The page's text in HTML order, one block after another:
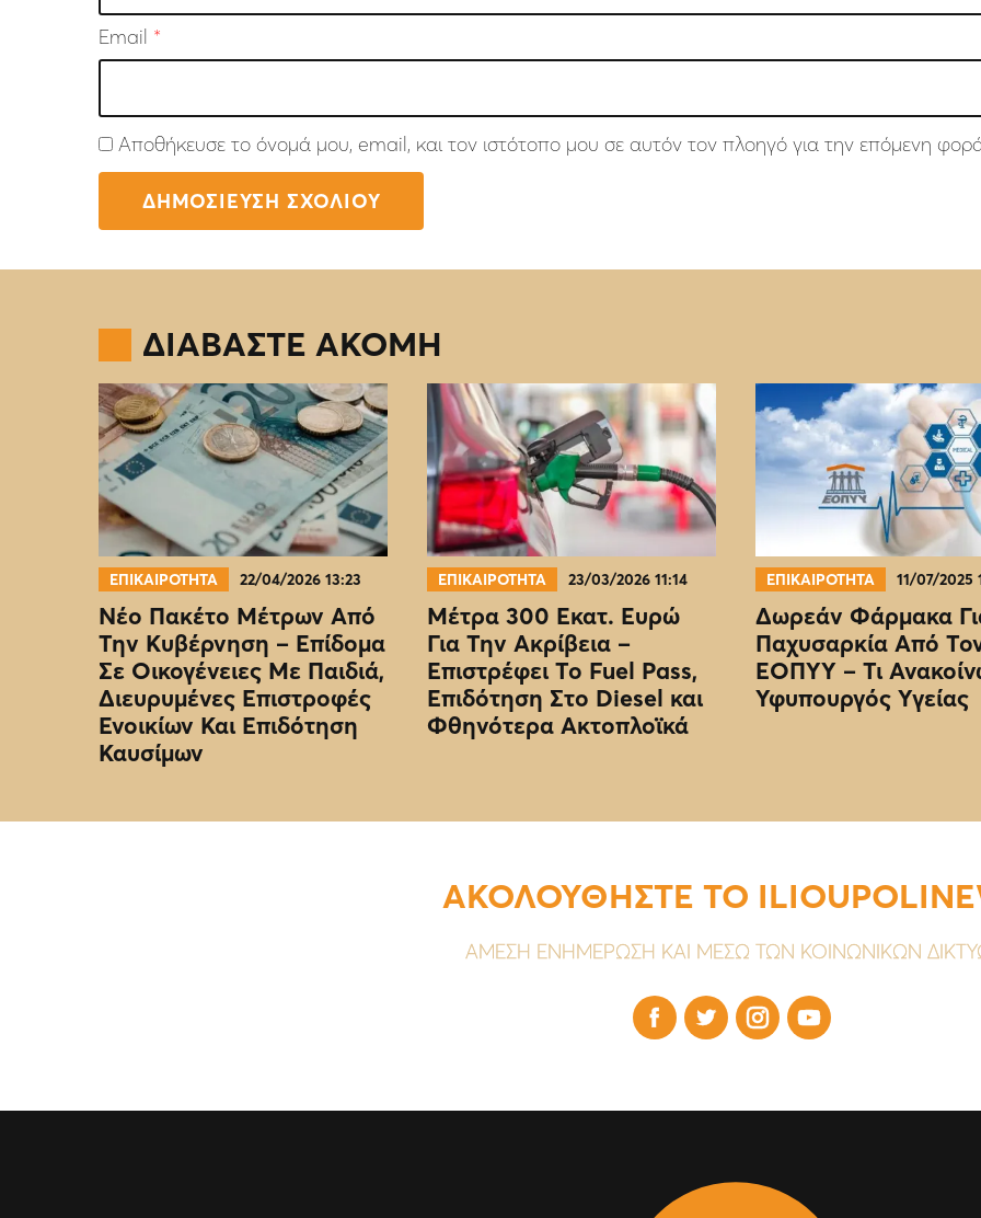
Email *
Αποθήκευσε το όνομά μου, email, και τον ιστότοπο μου σε αυτόν τον πλοηγό για την επόμενη
ΔΙΑΒΑΣΤΕ ΑΚΟΜΗ
ΕΠΙΚΑΙΡΟΤΗΤΑ 22/04/2026 13:23
Νέο Πακέτο Μέτρων Από
Την Κυβέρνηση – Επίδομα
Σε Οικογένειες Με Παιδιά,
Διευρυμένες Επιστροφές
Ενοικίων Και Επιδότηση
Καυσίμων
ΕΠΙΚΑΙΡΟΤΗΤΑ 23/03/2026 11:14
Μέτρα 300 Εκατ. Ευρώ
Για Την Ακρίβεια –
Επιστρέφει Το Fuel Pass,
Επιδότηση Στο Diesel και
Φθηνότερα Ακτοπλοϊκά
ΕΠΙΚΑΙΡΟΤΗΤΑ 11/07/2025
Δωρεάν Φάρμακα
Παχυσαρκία Από
EOΠΥΥ – Τι
Υφυπουργός Υγείας
ΑΚΟΛΟΥΘΗΣΤΕ ΤΟ
ΑΜΕΣΗ ΕΝΗΜΕΡΩΣΗ ΚΑΙ ΜΕΣΩ ΤΩΝ ΚΟΙΝΩΝΙΚΩΝ
   